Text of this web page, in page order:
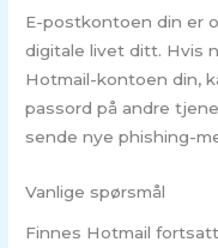
E-postkontoen din er
digitale livet ditt. Hvis
Hotmail-kontoen din,
passord på andre
sende nye phishing-
Vanlige spørsmål
Finnes Hotmail